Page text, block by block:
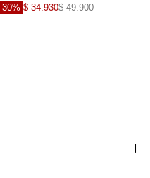
30% $ 27.930